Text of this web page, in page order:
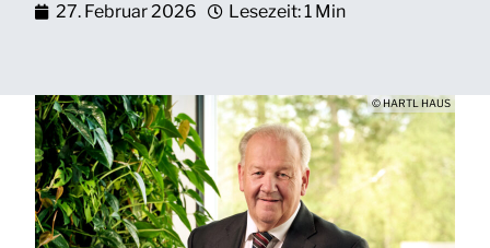
27. Februar 2026
Lesezeit: 1 Min
© HARTL HAUS